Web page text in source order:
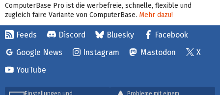
ComputerBase Pro ist die werbefreie, schnelle, flexible und
zugleich faire Variante von ComputerBase. Mehr dazu!
Feeds Discord Bluesky
Facebook
Google News
Instagram Mastodon
X
YouTube
Einstellungen und Probleme mit einem